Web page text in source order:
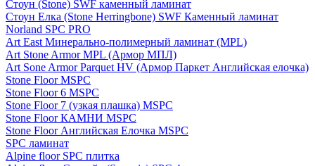
Стоун (Stone) SWF каменный ламинат
Стоун Елка (Stone Herringbone) SWF Каменный ламинат
Norland SPC PRO
Art East Минерально-полимерный ламинат (MPL)
Art Stone Armor MPL (Армор МПЛ)
Art Sone Armor Parquet HV (Армор Паркет Английская елочка)
Stone Floor MSPC
Stone Floor 6 MSPC
Stone Floor 7 (узкая плашка) MSPC
Stone Floor КАМНИ MSPC
Stone Floor Английская Елочка MSPC
SPC ламинат
Alpine floor SPC плитка